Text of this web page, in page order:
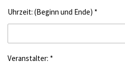
Uhrzeit: (Beginn und Ende) *
Veranstalter: *